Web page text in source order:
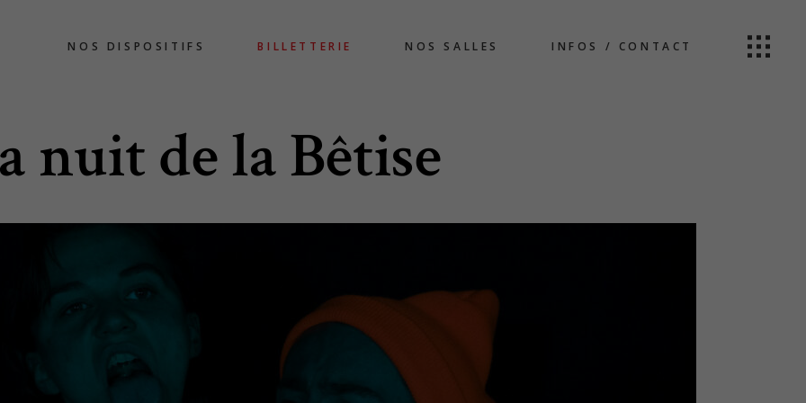
NOS DISPOSITIFS BILLETTERIE NOS SALLES INFOS / CONTACT
nuit de la Bêtise